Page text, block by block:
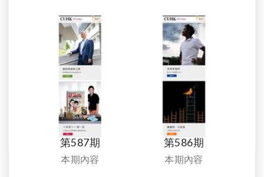
第587期
本期內容
第586期
本期內容